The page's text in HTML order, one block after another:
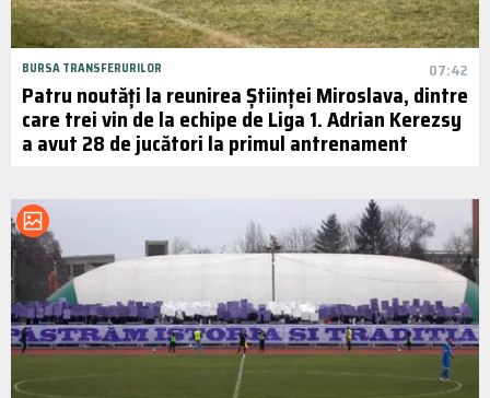
BURSA TRANSFERURILOR 07:42
Patru noutăți la reunirea Științei Miroslava, dintre
care trei vin de la echipe de Liga 1. Adrian Kerezsy
a avut 28 de jucători la primul antrenament